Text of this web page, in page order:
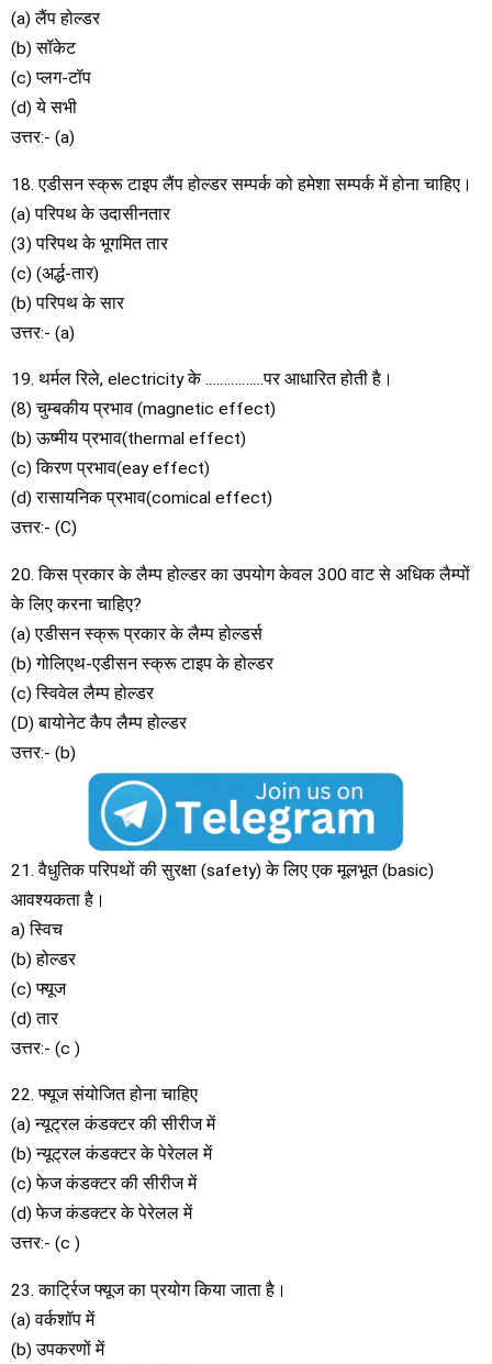
(a) लैंप होल्डर
(b) सॉकेट
(c) प्लग-टॉप
(d) ये सभी
उत्तर:- (a)
18. एडीसन स्क्रू टाइप लैंप होल्डर सम्पर्क को हमेशा सम्पर्क में होना चाहिए।
(a) परिपथ के उदासीनतार
(3) परिपथ के भूगमित तार
(c) (अर्द्ध-तार)
(b) परिपथ के सार
उत्तर:- (a)
19. थर्मल रिले, electricity के …………….पर आधारित होती है।
(8) चुम्बकीय प्रभाव (magnetic effect)
(b) ऊष्मीय प्रभाव(thermal effect)
(c) किरण प्रभाव(eay effect)
(d) रासायनिक प्रभाव(comical effect)
उत्तर:- (C)
20. किस प्रकार के लैम्प होल्डर का उपयोग केवल 300 वाट से अधिक लैम्पों
के लिए करना चाहिए?
(a) एडीसन स्क्रू प्रकार के लैम्प होल्डर्स
(b) गोलिएथ-एडीसन स्क्रू टाइप के होल्डर
(c) स्विवेल लैम्प होल्डर
(D) बायोनेट कैप लैम्प होल्डर
उत्तर:- (b)
21. वैधुतिक परिपथों की सुरक्षा (safety) के लिए एक मूलभूत (basic)
आवश्यकता है।
a) स्विच
(b) होल्डर
(c) फ्यूज
(d) तार
उत्तर:- (c )
22. फ्यूज संयोजित होना चाहिए
(a) न्यूट्रल कंडक्टर की सीरीज में
(b) न्यूट्रल कंडक्टर के पेरेलल में
(c) फेज कंडक्टर की सीरीज में
(d) फेज कंडक्टर के पेरेलल में
उत्तर:- (c )
23. कार्ट्रिज फ्यूज का प्रयोग किया जाता है।
(a) वर्कशॉप में
(b) उपकरणों में